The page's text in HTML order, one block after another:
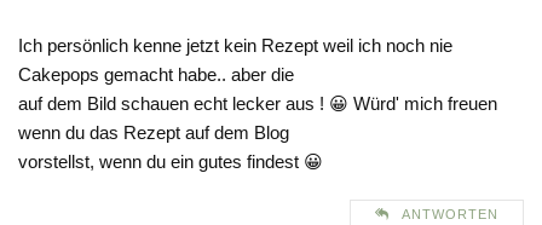
Ich persönlich kenne jetzt kein Rezept weil ich noch nie
Cakepops gemacht habe.. aber die
auf dem Bild schauen echt lecker aus ! 😀 Würd' mich freuen
wenn du das Rezept auf dem Blog
vorstellst, wenn du ein gutes findest 😀
ANTWORTEN